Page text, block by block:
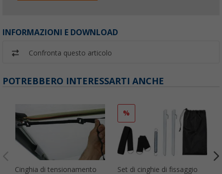
INFORMAZIONI E DOWNLOAD
Confronta questo articolo
POTREBBERO INTERESSARTI ANCHE
Cinghia di tensionamento
%
Set di cinghie di fissaggio